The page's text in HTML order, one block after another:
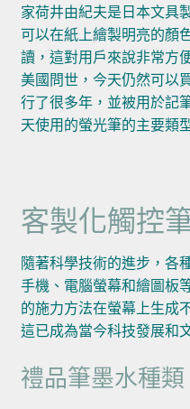
家荷井由紀夫是日本文具
可以在紙上繪製明亮的顏
讀，這對用戶來說非常方
美國問世，今天仍然可以
行了很多年，並被用於記
天使用的螢光筆的主要類
客製化觸控
隨著科學技術的進步，各
手機、電腦螢幕和繪圖板
的施力方法在螢幕上生成
這已成為當今科技發展和
禮品筆墨水種類